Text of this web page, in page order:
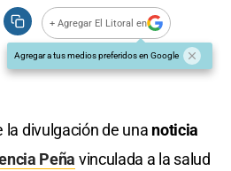
+ Agregar El Litoral en
Agregar a tus medios preferidos en Google
la divulgación de una noticia
Peña vinculada a la salud